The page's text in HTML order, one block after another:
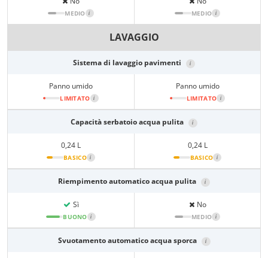
MEDIO i MEDIO i
LAVAGGIO
Sistema di lavaggio pavimenti i
Panno umido
LIMITATO i
Panno umido
LIMITATO i
Capacità serbatoio acqua pulita i
0,24 L
BASICO i
0,24 L
BASICO i
Riempimento automatico acqua pulita i
Sì
BUONO i
No
MEDIO i
Svuotamento automatico acqua sporca i